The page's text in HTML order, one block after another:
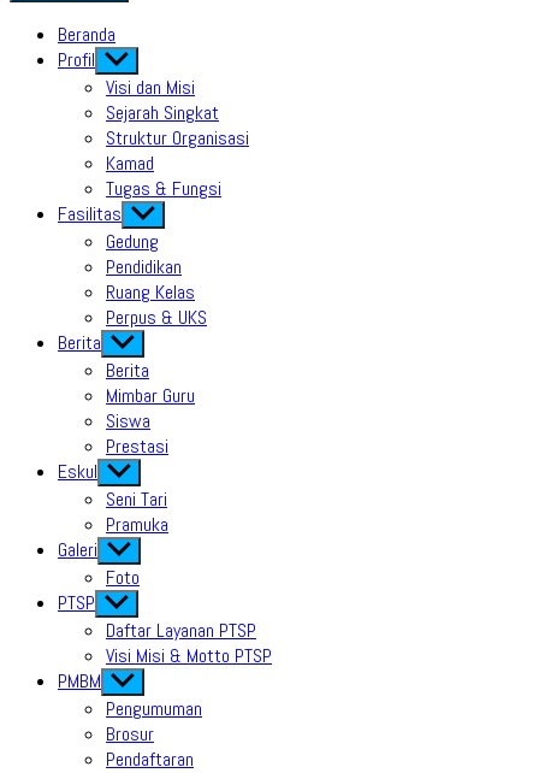
Beranda
Profil Show
sub
menu
Visi dan Misi
Sejarah Singkat
Struktur Organisasi
Kamad
Tugas & Fungsi
Fasilitas Show
sub
menu
Gedung
Pendidikan
Ruang Kelas
Perpus & UKS
Berita Show
sub
menu
Berita
Mimbar Guru
Siswa
Prestasi
Eskul Show
sub
menu
Seni Tari
Pramuka
Galeri Show
sub
menu
Foto
PTSP Show
sub
menu
Daftar Layanan PTSP
Visi Misi & Motto PTSP
PMBM Show
sub
menu
Pengumuman
Brosur
Pendaftaran